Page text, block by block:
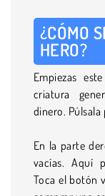
¿CÓMO
HERO?
Empiezas
criatura
dinero. Púlsala
En la parte
vacías. Aquí
Toca el botón